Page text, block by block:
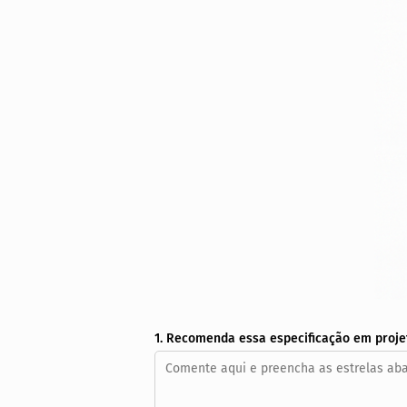
1. Recomenda essa especificação em